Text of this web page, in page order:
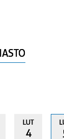
LUT
4